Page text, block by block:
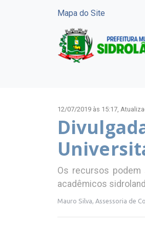
Mapa do Site
12/07/2019 às 15:17,
Os recursos podem
acadêmicos
Mauro Silva, Assessoria de